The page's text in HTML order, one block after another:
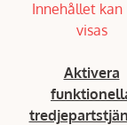
Innehållet kan
visas
Aktivera